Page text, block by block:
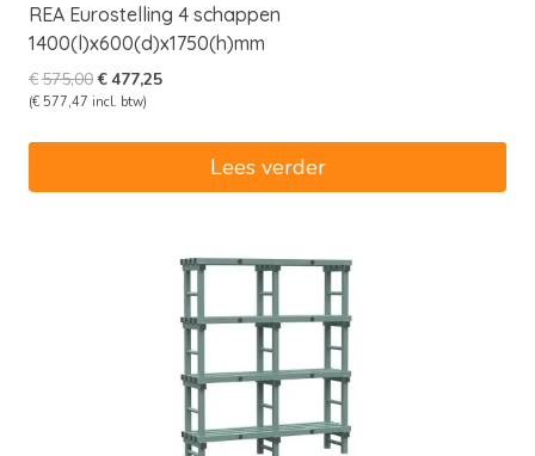
REA Eurostelling 4 schappen
1400(l)x600(d)x1750(h)mm
€575,00Oorspronkelijke
prijs
€477,25Huidige
€477,25.
(€ 577,47 incl. btw)
Lees verder